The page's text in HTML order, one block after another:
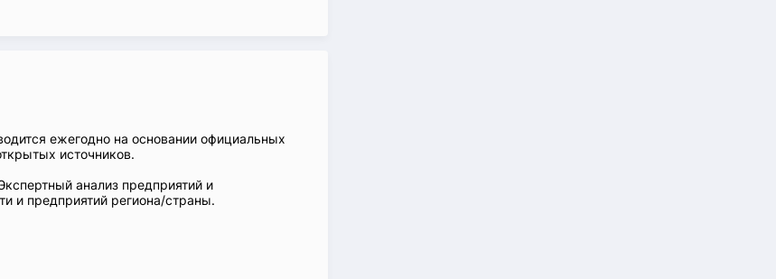
ежегодно на основании официальных
источников.
анализ предприятий и
и предприятий региона/страны.